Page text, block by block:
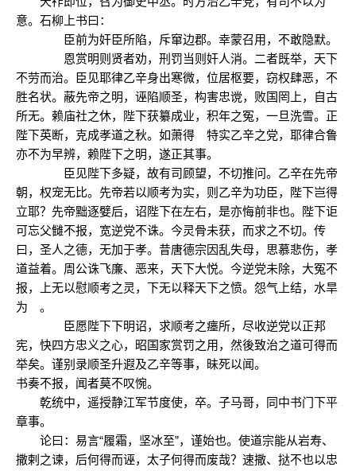
意。石柳上书曰：
臣前为奸臣所陷，斥窜边郡。幸蒙召用，不敢隐默。
恩赏明则贤者劝，刑罚当则奸人消。二者既举，天下
不劳而治。臣见耶律乙辛身出寒微，位居枢要，窃权肆恶，不
胜名状。蔽先帝之明，诬陷顺圣，构害忠谠，败国罔上，自古
所无。赖庙社之休，陛下获纂成业，积年之冤，一旦洗雪。正
陛下英断，克成孝道之秋。如萧得 特实乙辛之党，耶律合鲁
亦不为早辨，赖陛下之明，遂正其事。
臣见陛下多疑，故有司顾望，不切推问。乙辛在先帝
朝，权宠无比。先帝若以顺考为实，则乙辛为功臣，陛下岂得
立耶？先帝黜逐嬖后，诏陛下在左右，是亦悔前非也。陛下讵
可忘父雠不报，宽逆党不诛。今灵骨未获，而求之不切。传
曰，圣人之德，无加于孝。昔唐德宗因乱失母，思慕悲伤，孝
道益着。周公诛飞廉、恶来，天下大悦。今逆党未除，大冤不
报，上无以慰顺考之灵，下无以释天下之愤。怨气上结，水旱
为 。
臣愿陛下下明诏，求顺考之瘗所，尽收逆党以正邦
宪，快四方忠义之心，昭国家赏罚之用，然後致治之道可得而
举矣。谨别录顺圣升遐及乙辛等事，昧死以闻。
书奏不报，闻者莫不叹惋。
乾统中，遥授静江军节度使，卒。子马哥，同中书门下平
章事。
论曰：易言“履霜，坚冰至”，谨始也。使道宗能从岩寿、
撒剌之谏，后何得而诬，太子何得而废哉？速撒、挞不也以忠